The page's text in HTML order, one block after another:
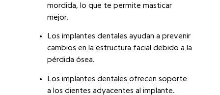
mordida, lo que te permite masticar
mejor.
Los implantes dentales ayudan a prevenir
cambios en la estructura facial debido a la
pérdida ósea.
Los implantes dentales ofrecen soporte
a los dientes adyacentes al implante.